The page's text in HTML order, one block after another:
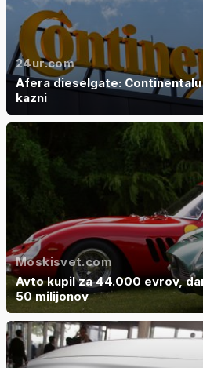
24ur.com
Afera dieselgate:
kazni
Moskisvet.com
Avto kupil za 44.000 evrov,
50 milijonov